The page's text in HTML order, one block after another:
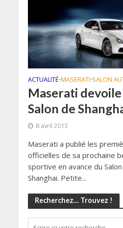
ACTUALITÉ•MASERATI•SALON
Maserati
Salon de
8 avril 2013
Maserati a publié les
officielles de sa prochaine
sportive en avance du
Shanghai. Petite...
Recherchez… Trouvez !